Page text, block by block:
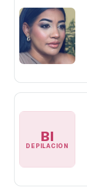
BI
DEPILACIÓN